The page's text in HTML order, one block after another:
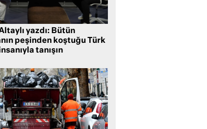
yazdı: Bütün
peşinden koştuğu Türk
tanışın